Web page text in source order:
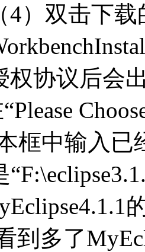
（4）双击下
权协议后会
“Please
框中输入已
到多了